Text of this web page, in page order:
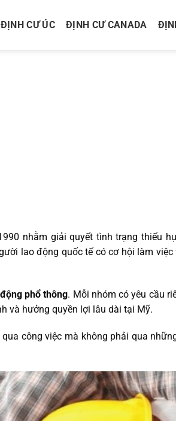
ĐỊNH CƯ ÚC ĐỊNH CƯ CANADA
nhằm giải quyết tình trạng thiếu
lao động quốc tế có cơ hội làm việc
phổ thông. Mỗi nhóm có yêu cầu
và hưởng quyền lợi lâu dài tại Mỹ.
qua công việc mà không phải qua